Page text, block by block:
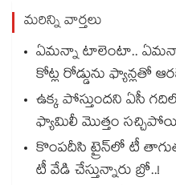
మరిన్ని వార్తలు
ఏమన్నా టాలెంటా..
కోట్ల రోడ్డును ఫ్యాన్లతో
ఉక్క పోస్తుందని ఏసీ
ఫ్యామిలీ మొత్తం
కొంపదీసి ట్రైన్⁬లో టీ
టీ వేడి చేస్తున్నారు బ్రో..!